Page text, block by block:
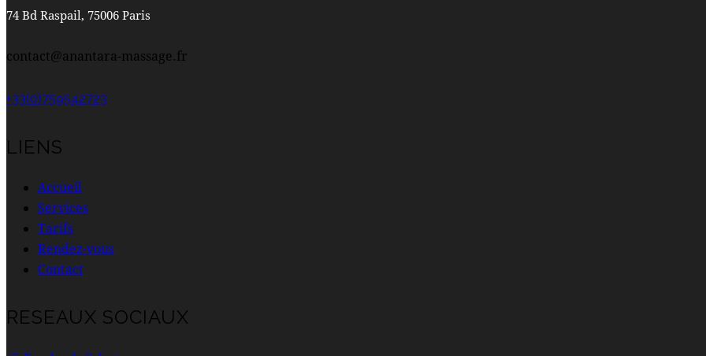
74 Bd Raspail, 75006 Paris
contact@anantara-massage.fr
+33(0)759542723
LIENS
Accueil
Services
Tarifs
Rendez-vous
Contact
RESEAUX SOCIAUX